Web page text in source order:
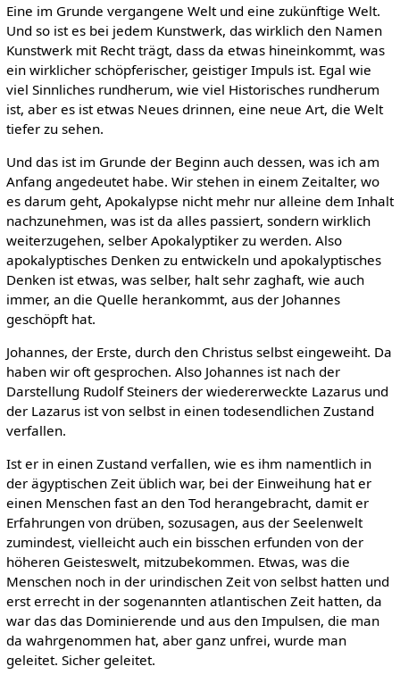
Eine im Grunde vergangene Welt und eine zukünftige Welt.
Und so ist es bei jedem Kunstwerk, das wirklich den Namen
Kunstwerk mit Recht trägt, dass da etwas hineinkommt, was
ein wirklicher schöpferischer, geistiger Impuls ist. Egal wie
viel Sinnliches rundherum, wie viel Historisches rundherum
ist, aber es ist etwas Neues drinnen, eine neue Art, die Welt
tiefer zu sehen.
Und das ist im Grunde der Beginn auch dessen, was ich am
Anfang angedeutet habe. Wir stehen in einem Zeitalter, wo
es darum geht, Apokalypse nicht mehr nur alleine dem Inhalt
nachzunehmen, was ist da alles passiert, sondern wirklich
weiterzugehen, selber Apokalyptiker zu werden. Also
apokalyptisches Denken zu entwickeln und apokalyptisches
Denken ist etwas, was selber, halt sehr zaghaft, wie auch
immer, an die Quelle herankommt, aus der Johannes
geschöpft hat.
Johannes, der Erste, durch den Christus selbst eingeweiht. Da
haben wir oft gesprochen. Also Johannes ist nach der
Darstellung Rudolf Steiners der wiedererweckte Lazarus und
der Lazarus ist von selbst in einen todesendlichen Zustand
verfallen.
Ist er in einen Zustand verfallen, wie es ihm namentlich in
der ägyptischen Zeit üblich war, bei der Einweihung hat er
einen Menschen fast an den Tod herangebracht, damit er
Erfahrungen von drüben, sozusagen, aus der Seelenwelt
zumindest, vielleicht auch ein bisschen erfunden von der
höheren Geisteswelt, mitzubekommen. Etwas, was die
Menschen noch in der urindischen Zeit von selbst hatten und
erst errecht in der sogenannten atlantischen Zeit hatten, da
war das das Dominierende und aus den Impulsen, die man
da wahrgenommen hat, aber ganz unfrei, wurde man
geleitet. Sicher geleitet.